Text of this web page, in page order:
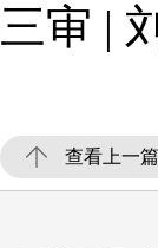
三审 |
查看上一篇